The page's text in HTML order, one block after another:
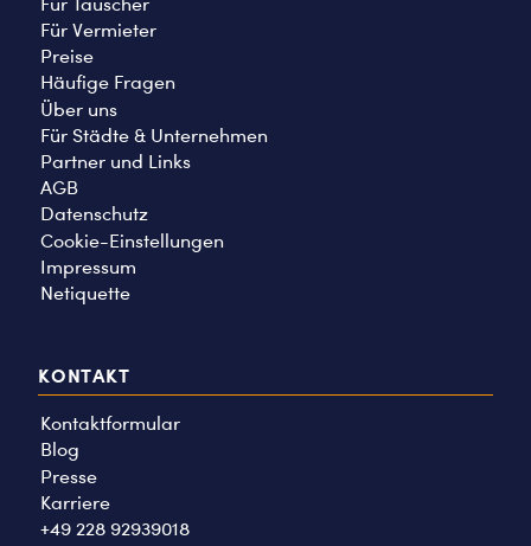
Für Vermieter
Preise
Häufige Fragen
Über uns
Für Städte & Unternehmen
Partner und Links
AGB
Datenschutz
Cookie-Einstellungen
Impressum
Netiquette
KONTAKT
Kontaktformular
Blog
Presse
Karriere
+49 228 92939018